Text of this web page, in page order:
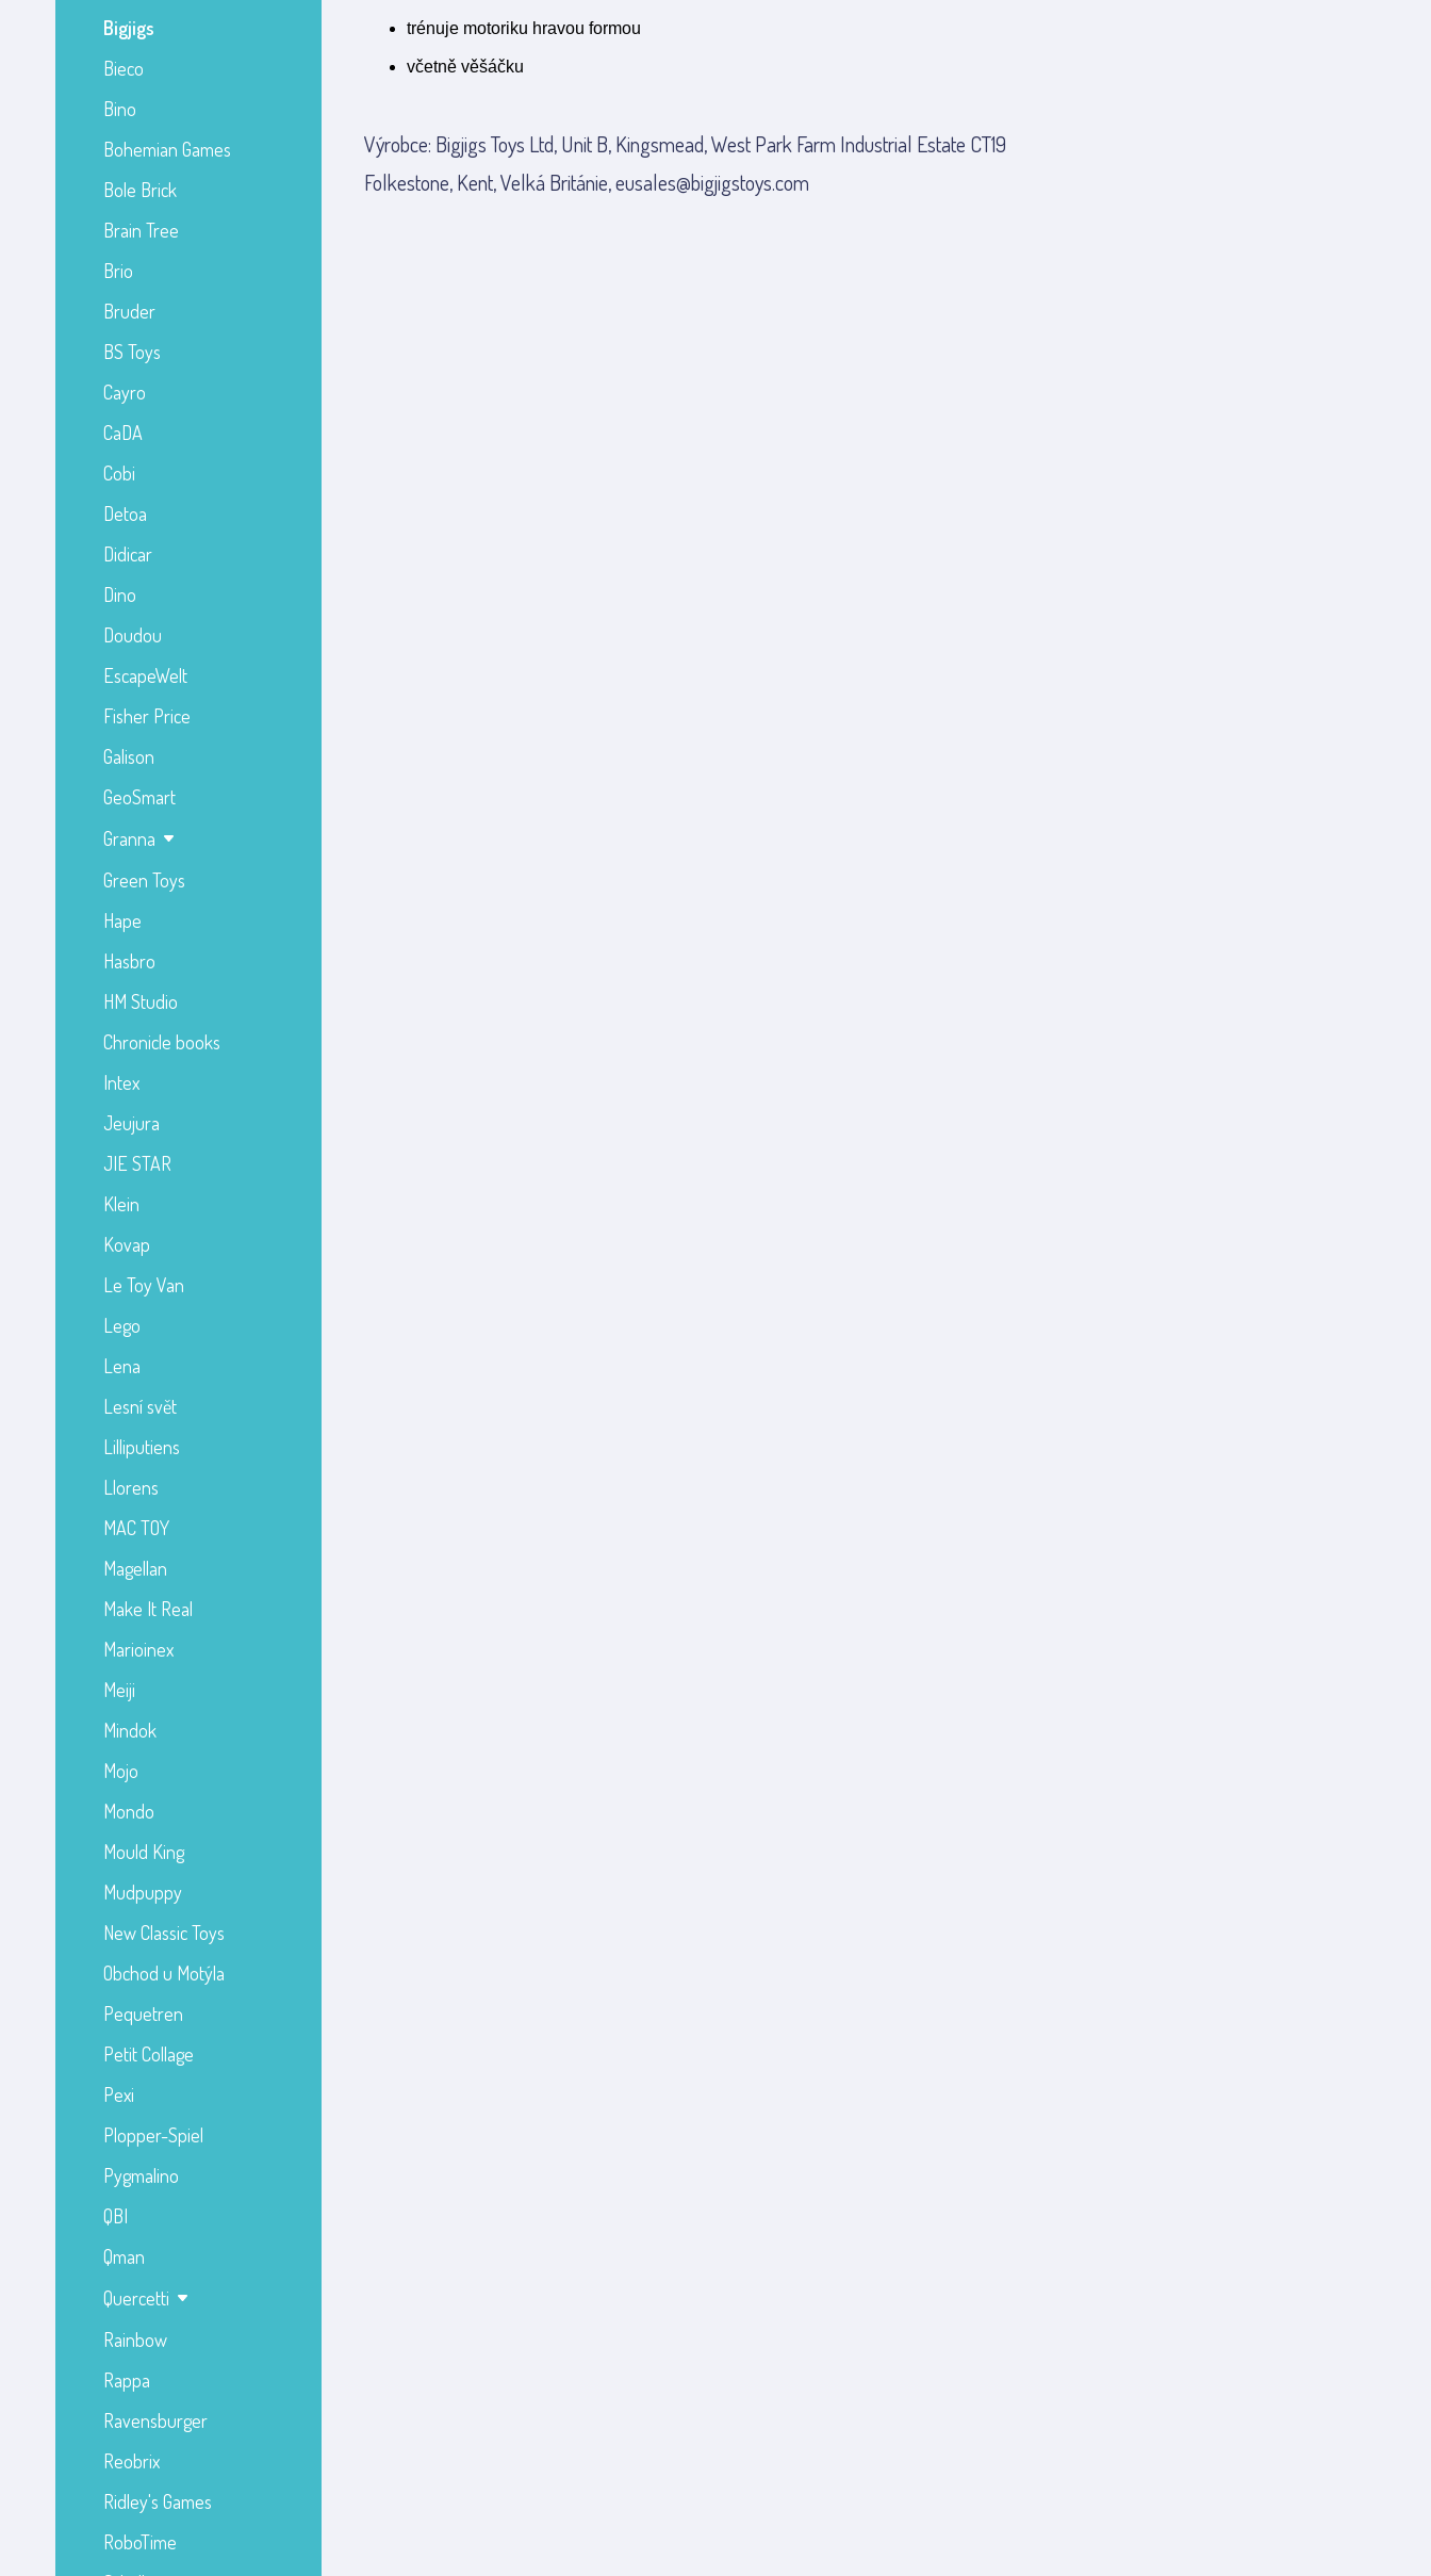
Bigjigs
Bieco
Bino
Bohemian Games
Bole Brick
Brain Tree
Brio
Bruder
BS Toys
Cayro
CaDA
Cobi
Detoa
Didicar
Dino
Doudou
EscapeWelt
Fisher Price
Galison
GeoSmart
Granna
Green Toys
Hape
Hasbro
HM Studio
Chronicle books
Intex
Jeujura
JIE STAR
Klein
Kovap
Le Toy Van
Lego
Lena
Lesní svět
Lilliputiens
Llorens
MAC TOY
Magellan
Make It Real
Marioinex
Meiji
Mindok
Mojo
Mondo
Mould King
Mudpuppy
New Classic Toys
Obchod u Motýla
Pequetren
Petit Collage
Pexi
Plopper-Spiel
Pygmalino
QBI
Qman
Quercetti
Rainbow
Rappa
Ravensburger
Reobrix
Ridley's Games
RoboTime
trénuje motoriku hravou formou
včetně věšáčku
Výrobce: Bigjigs Toys Ltd, Unit B, Kingsmead, West Park Farm Industrial Estate CT19
Folkestone, Kent, Velká Británie, eusales@bigjigstoys.com